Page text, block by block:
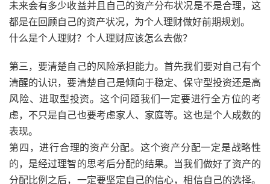
未来会有多少收益并且自己的资产分布状况是不是合理，这
都是在回顾自己的资产状况，为个人理财做好前期规划。
什么是个人理财？个人理财应该怎么去做？
第三，要清楚自己的风险承担能力。首先我们要对自己有个
清醒的认识，要清楚自己是倾向于稳定、保守型投资还是高
风险、进取型投资。这个问题我们一定要进行全方位的考
虑，不只是自己也要考虑家人、家庭等。这也是个人成数的
表现。
第四，进行合理的资产分配。这个资产分配一定是战略性
的，是经过理智的思考后分配的结果。当我们做好了资产的
分配比例之后，一定要坚定自己的信心，相信自己的选择。